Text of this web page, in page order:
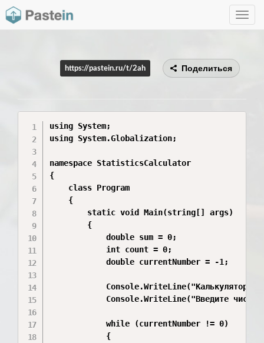
Toggle
https://pastein.ru/t/2ah Поделиться
using System;
using System.Globalization;
namespace StatisticsCalculator
{
    class Program
    {
        static void Main(string[] args)
        {
            double sum = 0;
            int count = 0;
            double currentNumber = -1;
Console.WriteLine("Калькулятор
Console.WriteLine("Введите числа
            while (currentNumber != 0)
            {